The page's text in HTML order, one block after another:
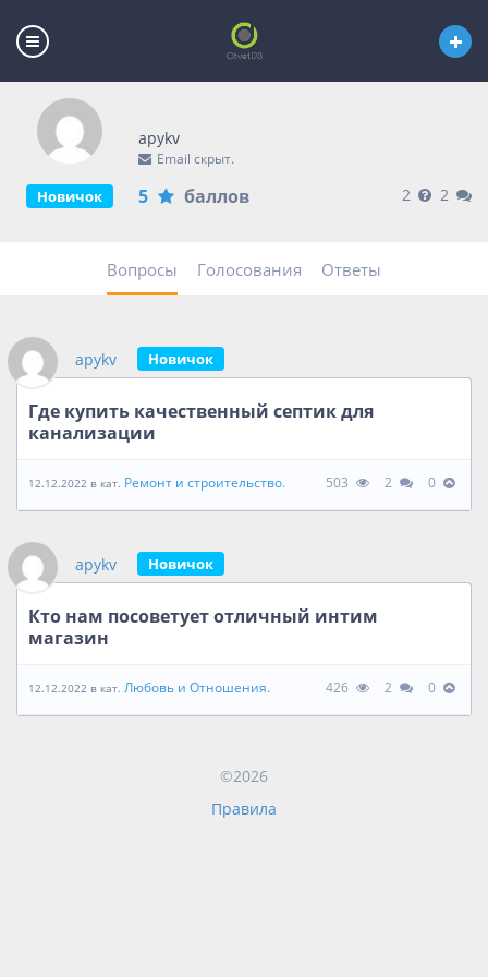
apykv
Email скрыт.
Новичок 5 баллов 2 2
Вопросы Голосования Ответы
apykv Новичок
Где купить качественный септик для
канализации
12.12.2022 в кат. Ремонт и строительство. 503 2 0
apykv Новичок
Кто нам посоветует отличный интим
магазин
12.12.2022 в кат. Любовь и Отношения. 426 2 0
©2026
Правила